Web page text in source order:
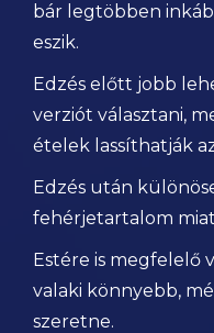
bár legtöbben
eszik.
Edzés előtt jobb
verziót választani,
ételek lassíthatják
Edzés után
fehérjetartalom
Estére is megfelelő
valaki könnyebb,
szeretne.